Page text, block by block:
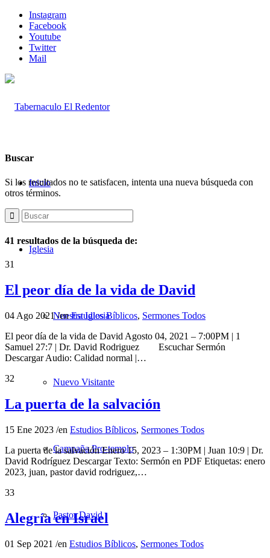
Instagram
Facebook
Youtube
Twitter
Mail
Inicio
Iglesia
Nuestra Iglesia
Nuevo Visitante
Campaña Pro-templo
Pastor David
Buscar
Si los resultados no te satisfacen, intenta una nueva búsqueda con
otros términos.
41 resultados de la búsqueda de:
31
El peor día de la vida de David
04 Ago 2021/enEstudios Bíblicos, Sermones Todos
El peor día de la vida de David Agosto 04, 2021 – 7:00PM | 1
Samuel 27:7 | Dr. David Rodriguez Escuchar Sermón
Descargar Audio: Calidad normal |…
32
La puerta de la salvación
15 Ene 2023 /en Estudios Bíblicos, Sermones Todos
La puerta de la salvación Enero 15, 2023 – 1:30PM | Juan 10:9 | Dr.
David Rodríguez Descargar Texto: Sermón en PDF Etiquetas: enero
2023, juan, pastor david rodriguez,…
33
Alegría en Israel
01 Sep 2021 /en Estudios Bíblicos, Sermones Todos